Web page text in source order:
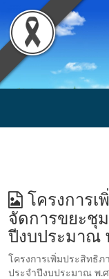
โครงการ
จัดการขยะชุ
ปีงบประมาณ
โครงการเพิ่มประสิทธิ
ประจำปีงบประมาณ พ.ศ